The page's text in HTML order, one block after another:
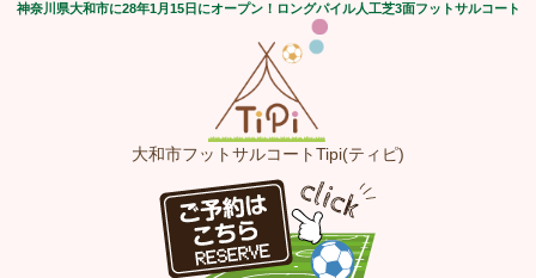
神奈川県大和市に28年1月15日にオープン！ロングパイル人工芝3面フットサルコート
大和市フットサルコートTipi(ティピ)